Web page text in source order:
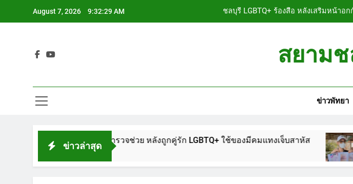
August 7, 2026 9:32:30 AM
ชลบุรี LGBTQ+ ร้องสื่อ หลังเสริมหน้า
ชลบุรี ฉลุยก่อ
ชลบุรี LGBTQ+ ร้องสื่อ หลังเสริมหน้า
ชลบุรี ฉลุยก่
สยาม
ข่าวพัทยา
ข่าวล่าสุด
พักพัทยา แจ้งตำรวจช่วย หลังถูกคู่รัก LGBTQ+ ใช้ของมีคมแทงเจ็บสาหัส ชลบุรี
1